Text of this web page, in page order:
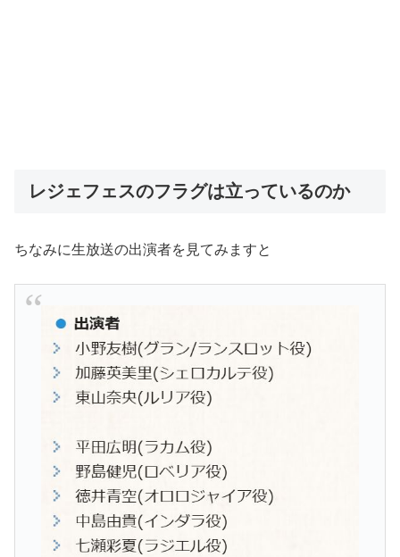
レジェフェスのフラグは立っているのか
ちなみに生放送の出演者を見てみますと